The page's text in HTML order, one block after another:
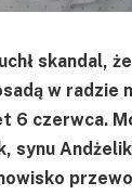
skandal,
w radzie
6 czerwca.
synu